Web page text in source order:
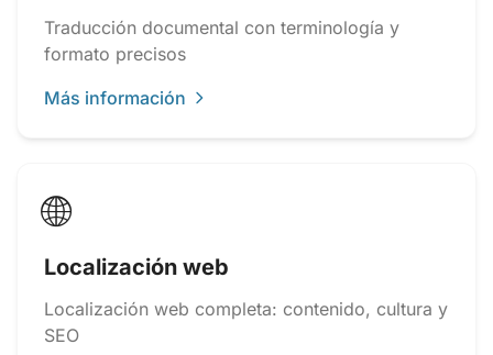
Traducción documental con terminología y
formato precisos
Más información
🌐
Localización web
Localización web completa: contenido, cultura y
SEO